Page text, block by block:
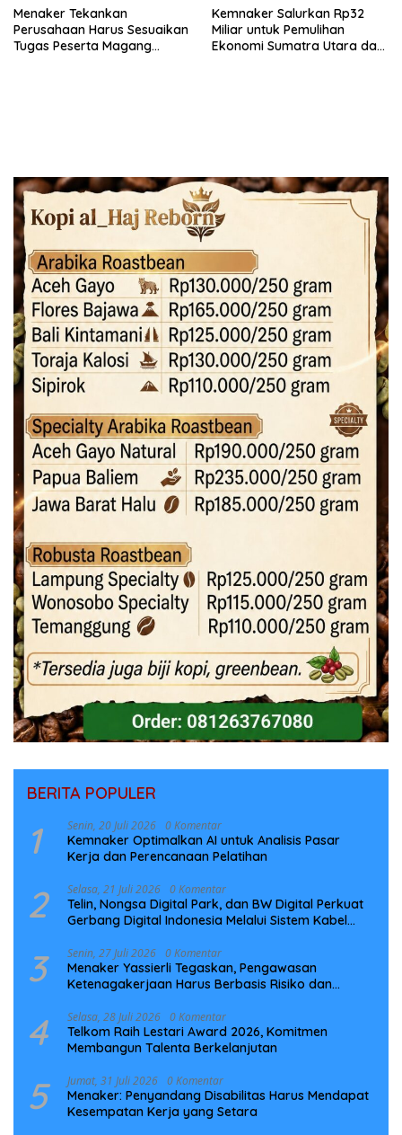
Menaker Tekankan
Perusahaan Harus Sesuaikan
Tugas Peserta Magang
Kemnaker Salurkan Rp32
Miliar untuk Pemulihan
Ekonomi Sumatra Utara dan
BERITA POPULER
1 Senin, 20 Juli 2026 0 Komentar
Kemnaker Optimalkan AI untuk Analisis Pasar
Kerja dan Perencanaan Pelatihan
2 Selasa, 21 Juli 2026 0 Komentar
Telin, Nongsa Digital Park, dan BW Digital Perkuat
Gerbang Digital Indonesia Melalui Sistem Kabel
3 Senin, 27 Juli 2026 0 Komentar
Menaker Yassierli Tegaskan, Pengawasan
Ketenagakerjaan Harus Berbasis Risiko dan
4 Selasa, 28 Juli 2026 0 Komentar
Telkom Raih Lestari Award 2026, Komitmen
Membangun Talenta Berkelanjutan
5 Jumat, 31 Juli 2026 0 Komentar
Menaker: Penyandang Disabilitas Harus Mendapat
Kesempatan Kerja yang Setara